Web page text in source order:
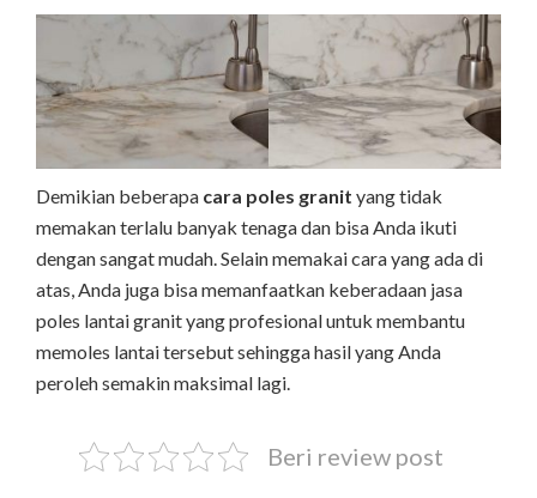
Demikian beberapa cara poles granit yang tidak
memakan terlalu banyak tenaga dan bisa Anda ikuti
dengan sangat mudah. Selain memakai cara yang ada di
atas, Anda juga bisa memanfaatkan keberadaan jasa
poles lantai granit yang profesional untuk membantu
memoles lantai tersebut sehingga hasil yang Anda
peroleh semakin maksimal lagi.
Beri review post